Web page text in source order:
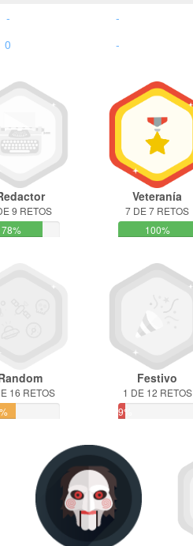
- -
0 -
9 RETOS
78%
Veteranía
7 DE 7 RETOS
100%
16 RETOS
Festivo
1 DE 12 RETOS
9%